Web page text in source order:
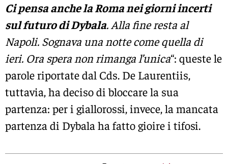
Ci pensa anche la Roma nei giorni incerti
sul futuro di Dybala. Alla fine resta al
Napoli. Sognava una notte come quella di
ieri. Ora spera non rimanga l’unica“: queste le
parole riportate dal Cds. De Laurentiis,
tuttavia, ha deciso di bloccare la sua
partenza: per i giallorossi, invece, la mancata
partenza di Dybala ha fatto gioire i tifosi.